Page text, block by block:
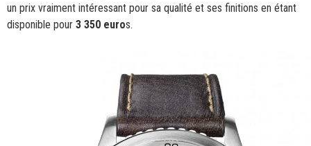
un prix vraiment intéressant pour sa qualité et ses finitions en étant
disponible pour 3 350 euros.